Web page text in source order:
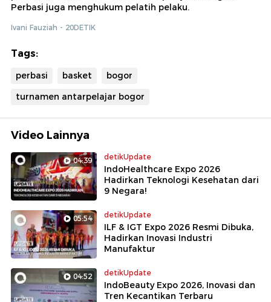
Perbasi juga menghukum pelatih pelaku.
Ivani Fauziah - 20DETIK
Tags:
perbasi basket
bogor
turnamen antarpelajar bogor
Video Lainnya
04:39 detikUpdate
IndoHealthcare Expo 2026
Hadirkan Teknologi Kesehatan dari
9 Negara!
05:54 detikUpdate
ILF & IGT Expo 2026 Resmi Dibuka,
Hadirkan Inovasi Industri
Manufaktur
04:52 detikUpdate
IndoBeauty Expo 2026, Inovasi dan
Tren Kecantikan Terbaru